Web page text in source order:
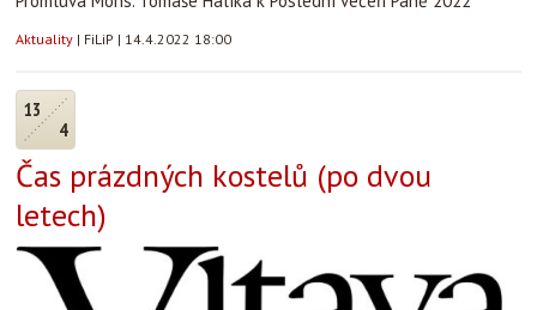
Aktuality | FiLiP | 14.4.2022 18:00
13
4
Čas prázdných kostelů (po dvou
letech)